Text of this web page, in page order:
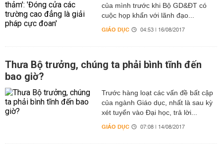
của mình trước khi Bộ GD&ĐT có
cuộc họp khẩn với lãnh đạo...
GIÁO DỤC 04:53 | 16/08/2017
Thưa Bộ trưởng, chúng ta phải bình tĩnh đến
bao giờ?
Trước hàng loạt các vấn đề bất cập
của ngành Giáo dục, nhất là sau kỳ
xét tuyển vào Đại học, trả lời...
GIÁO DỤC 07:08 | 14/08/2017